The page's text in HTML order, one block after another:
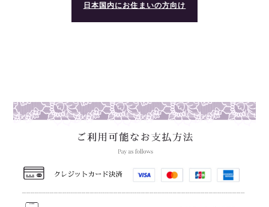
日本国内にお住まいの方向け